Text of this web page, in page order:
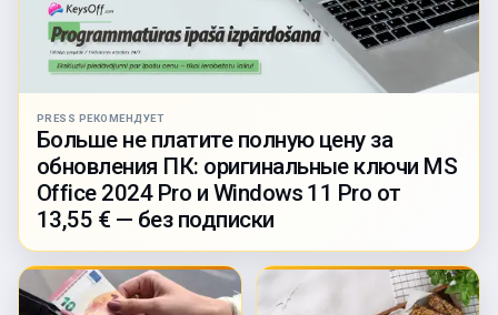
PRESS РЕКОМЕНДУЕТ
Больше не платите полную цену за
обновления ПК: оригинальные ключи MS
Office 2024 Pro и Windows 11 Pro от
13,55 € — без подписки